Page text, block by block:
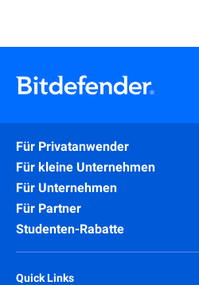
Für Privatanwender
Für kleine Unternehmen
Für Unternehmen
Für Partner
Studenten-Rabatte
Quick Links